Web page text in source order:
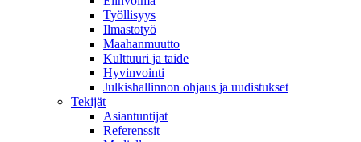
Työllisyys
Ilmastotyö
Maahanmuutto
Kulttuuri ja taide
Hyvinvointi
Julkishallinnon ohjaus ja uudistukset
Tekijät
Asiantuntijat
Referenssit